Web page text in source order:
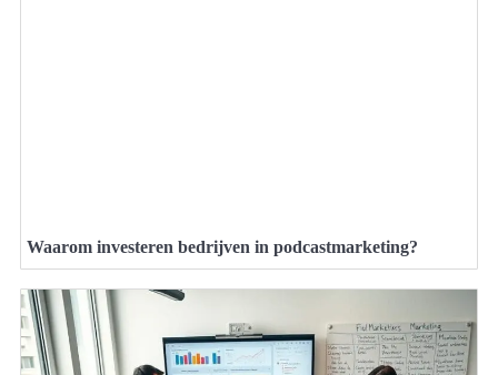
Waarom investeren bedrijven in podcastmarketing?